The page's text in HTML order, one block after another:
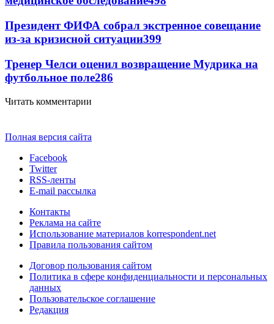
Президент ФИФА собрал экстренное совещание
из-за кризисной ситуации399
Тренер Челси оценил возвращение Мудрика на
футбольное поле286
Читать комментарии
Полная версия сайта
Facebook
Twitter
RSS-ленты
E-mail рассылка
Контакты
Реклама на сайте
Использование материалов korrespondent.net
Правила пользования сайтом
Договор пользования сайтом
Политика в сфере конфиденциальности и персональных
данных
Пользовательское соглашение
Редакция